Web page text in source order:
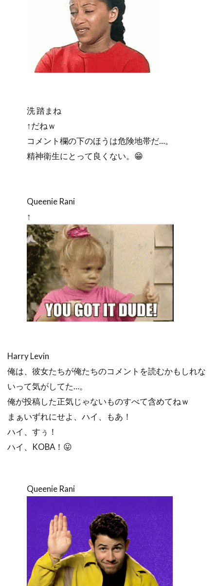
洗 踏まね
↑だねｗ
コメント欄の下のほうは危険地帯だ…。
精神衛生にとって良くない。😁
Queenie Rani
↑
Harry Levin
俺は、彼女たちが俺たちのコメントを読むかもしれな
いって気がしてた…。
俺が投稿した正気じゃないものすべて含めてねｗ
まぁいずれにせよ、ハイ、もあ！
ハイ、すぅ！
ハイ、KOBA！😛
Queenie Rani